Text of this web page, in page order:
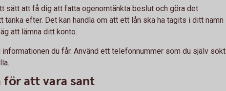
sätt att få dig att fatta ogenomtänkta beslut och göra det
tänka efter. Det kan handla om att ett lån ska ha tagits i ditt namn
att lämna ditt konto.
informationen du får. Använd ett telefonnummer som du själv sökt
för att vara sant